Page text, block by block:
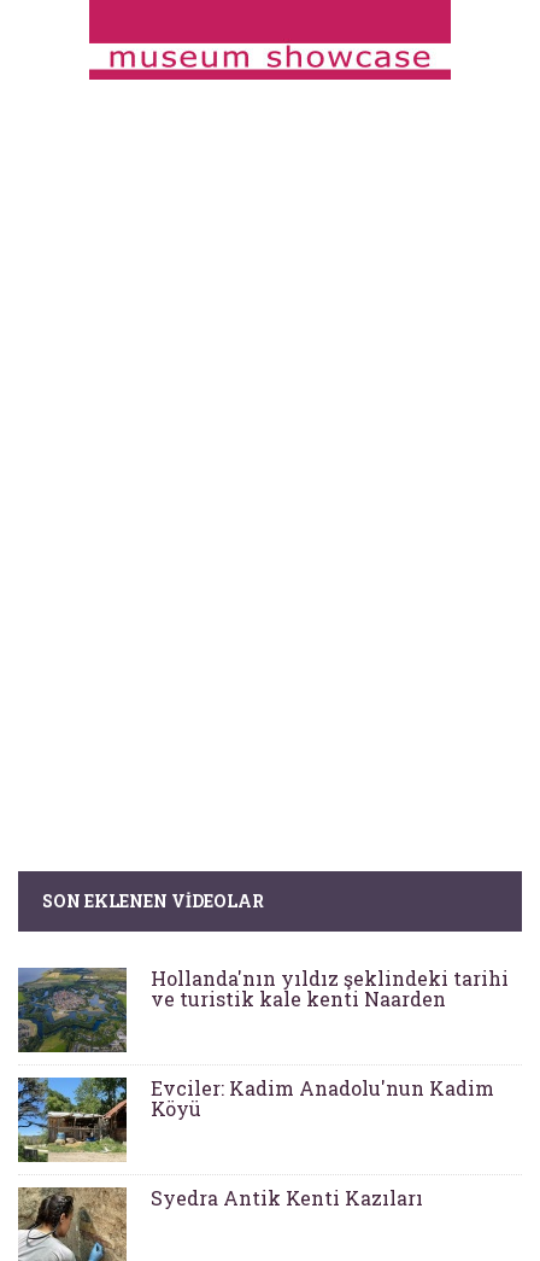
SON EKLENEN VIDEOLAR
Hollanda'nın yıldız şeklindeki tarihi
ve turistik kale kenti Naarden
Evciler: Kadim Anadolu'nun Kadim
Köyü
Syedra Antik Kenti Kazıları